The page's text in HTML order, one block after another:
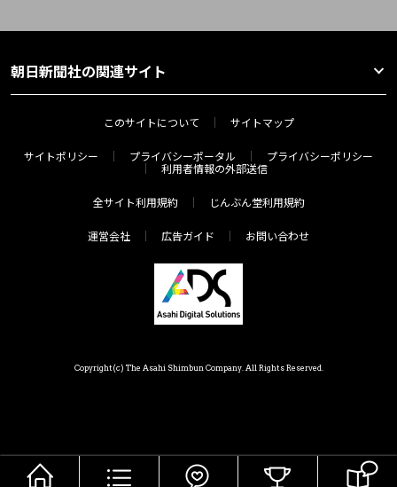
朝日新聞社の関連サイト
このサイトについて サイトマップ
サイトポリシー プライバシーポータル
プライバシーポリシー
利用者情報の外部送信
全サイト利用規約 じんぶん堂利用規約
運営会社 広告ガイド お問い合わせ
Copyright(c) The Asahi Shimbun Company. All Rights Reserved.